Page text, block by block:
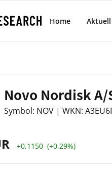
Home Aktuell
Novo Nordisk A/
Symbol: NOV | WKN:
+0,1150 (+0,29%)